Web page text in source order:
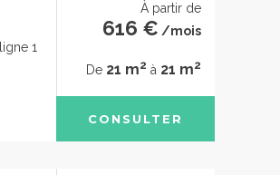
1
À partir de
616 € /mois
De 21 m2 à 21 m2
CONSULTER